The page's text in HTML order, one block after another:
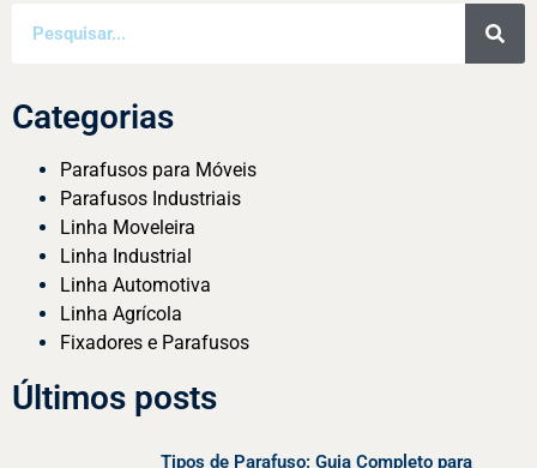
Categorias
Parafusos para Móveis
Parafusos Industriais
Linha Moveleira
Linha Industrial
Linha Automotiva
Linha Agrícola
Fixadores e Parafusos
Últimos posts
Tipos de Parafuso: Guia Completo para